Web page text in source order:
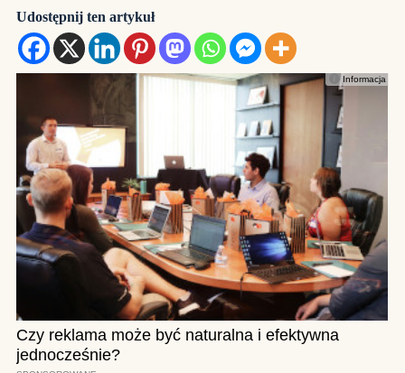
Udostępnij ten artykuł